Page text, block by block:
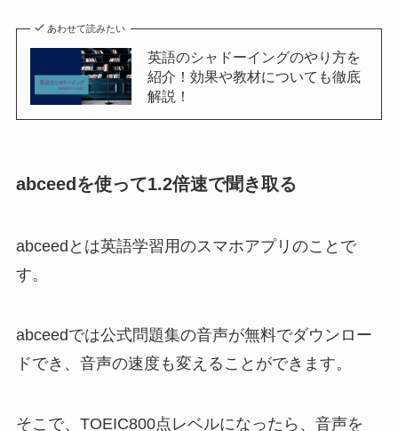
あわせて読みたい
英語のシャドーイングのやり方を
紹介！効果や教材についても徹底
解説！
abceedを使って1.2倍速で聞き取る
abceedとは英語学習用のスマホアプリのことで
す。
abceedでは公式問題集の音声が無料でダウンロー
ドでき、音声の速度も変えることができます。
そこで、TOEIC800点レベルになったら、音声を